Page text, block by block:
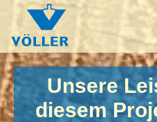
Unsere
diesem